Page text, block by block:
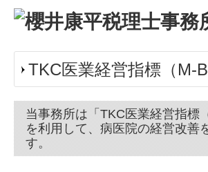
concept
service
Topics
TKC医業経営指標（M-
当事務所は「TKC医業経営指標
を利用して、病医院の経営改善
す。